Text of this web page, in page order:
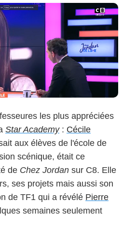
les plus appréciées
Star Academy: Cécile
aux élèves de l'école de
scénique, était ce
de Chez Jordan sur C8. Elle
ses projets mais aussi son
de TF1 qui a révélé Pierre
semaines seulement